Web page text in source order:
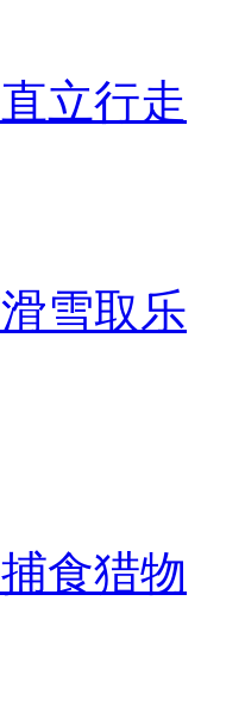
立行走
雪取乐
食猎物